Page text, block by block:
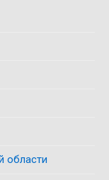
области